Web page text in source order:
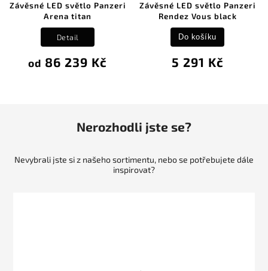
Závěsné LED světlo Panzeri
Arena titan
od 86 239 Kč
Detail
Závěsné LED světlo Panzeri
Rendez Vous black
5 291 Kč
Do košíku
Nerozhodli jste se?
Nevybrali jste si z našeho sortimentu, nebo se potřebujete dále
inspirovat?